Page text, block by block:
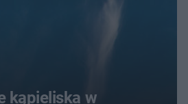
kąpieliska w